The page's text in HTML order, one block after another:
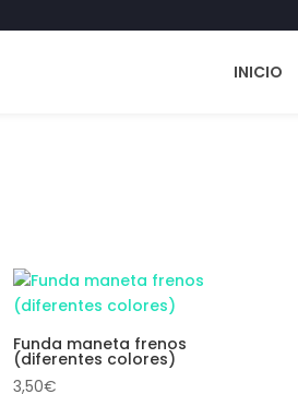
INICIO
Funda maneta frenos
(diferentes colores)
3,50€